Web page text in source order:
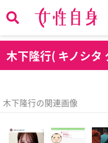
木下隆行( キノシタ
木下隆行の関連画像